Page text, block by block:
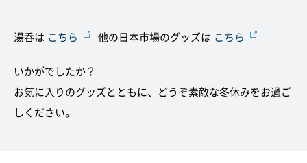
湯呑は こちら 他の日本市場のグッズは こちら
いかがでしたか？
お気に入りのグッズとともに、どうぞ素敵な冬休みをお過ご
しください。